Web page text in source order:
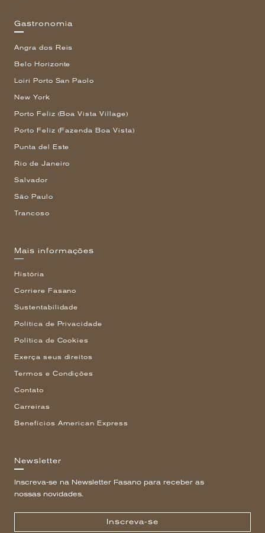
Gastronomia
Angra dos Reis
Belo Horizonte
Loiri Porto San Paolo
New York
Porto Feliz (Boa Vista Village)
Porto Feliz (Fazenda Boa Vista)
Punta del Este
Rio de Janeiro
Salvador
São Paulo
Trancoso
Mais informações
História
Corriere Fasano
Sustentabilidade
Política de Privacidade
Política de Cookies
Exerça seus direitos
Termos e Condições
Contato
Carreiras
Benefícios American Express
Newsletter
Inscreva-se na Newsletter Fasano para receber as
nossas novidades.
Inscreva-se